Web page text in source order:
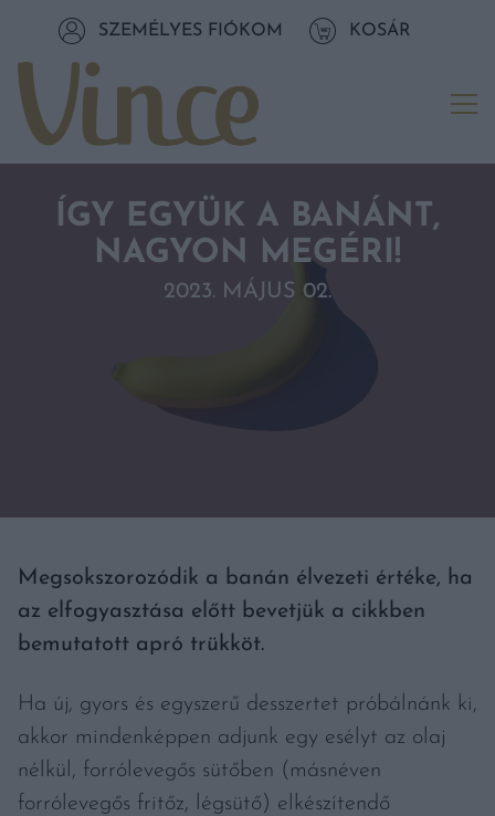
Tovább a tartalomhozSZEMÉLYES FIÓKOM KOSÁR
ÍGY EGYÜK A BANÁNT,
NAGYON MEGÉRI!
2023. MÁJUS 02.
Megsokszorozódik a banán élvezeti értéke, ha
az elfogyasztása előtt bevetjük a cikkben
bemutatott apró trükköt.
Ha új, gyors és egyszerű desszertet próbálnánk ki,
akkor mindenképpen adjunk egy esélyt az olaj
nélkül, forrólevegős sütőben (másnéven
forrólevegős fritőz, légsütő) elkészítendő